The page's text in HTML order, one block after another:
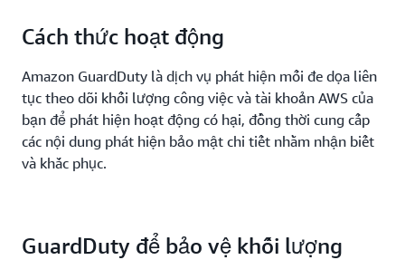
Cách thức hoạt động
Amazon GuardDuty là dịch vụ phát hiện mối đe dọa liên
tục theo dõi khối lượng công việc và tài khoản AWS của
bạn để phát hiện hoạt động có hại, đồng thời cung cấp
các nội dung phát hiện bảo mật chi tiết nhằm nhận biết
và khắc phục.
GuardDuty để bảo vệ khối lượng